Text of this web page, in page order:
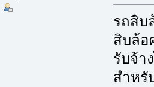
รถสิบ
สิบล้อ
รับจ้า
สำหรั